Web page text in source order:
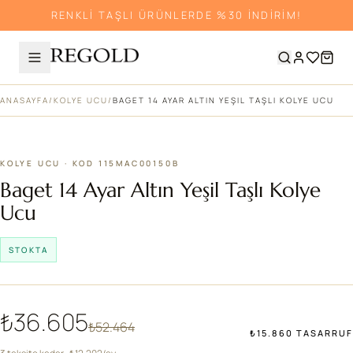
RENKLİ TAŞLI ÜRÜNLERDE %30 İNDİRİM!
ANASAYFA/ KOLYE UCU/ BAGET 14 AYAR ALTIN YEŞIL TAŞLI KOLYE UCU
KOLYE UCU · KOD 115MAC00150B
Baget 14 Ayar Altın Yeşil Taşlı Kolye
Ucu
STOKTA
₺36.605₺52.464 ₺15.860 TASARRUF